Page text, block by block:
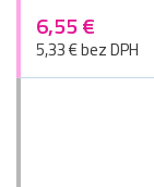
6,55 €
5,33 € bez DPH